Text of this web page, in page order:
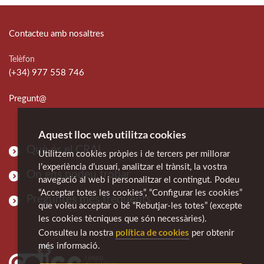
Contacteu amb nosaltres
Telèfon
(+34) 977 558 746
Pregunt@
Què és el CRAI
On ens podeu trobar
Preguntes més freqüents
Aquest lloc web utilitza cookies
Utilitzem cookies pròpies i de tercers per millorar
l’experiència d’usuari, analitzar el trànsit, la vostra
navegació al web i personalitzar el contingut. Podeu
“Acceptar totes les cookies”, “Configurar les cookies”
que voleu acceptar o bé “Rebutjar-les totes” (excepte
les cookies tècniques que són necessàries).
Consulteu la nostra política de cookies per obtenir
més informació.